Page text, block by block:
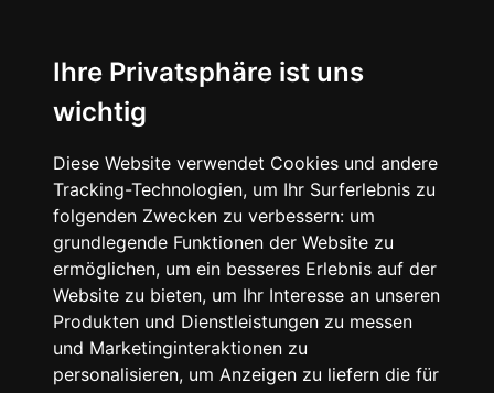
Ihre Privatsphäre ist uns
wichtig
Diese Website verwendet Cookies und andere
Tracking-Technologien, um Ihr Surferlebnis zu
folgenden Zwecken zu verbessern: um
grundlegende Funktionen der Website zu
ermöglichen, um ein besseres Erlebnis auf der
Website zu bieten, um Ihr Interesse an unseren
Produkten und Dienstleistungen zu messen
und Marketinginteraktionen zu
personalisieren, um Anzeigen zu liefern die für